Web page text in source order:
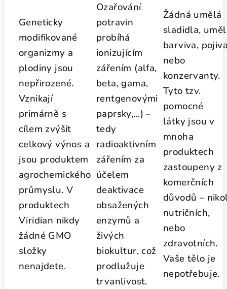
Geneticky
modifikované
organizmy a
plodiny jsou
nepřirozené.
Vznikají
primárně s
cílem zvýšit
celkový výnos a
jsou produktem
agrochemického
průmyslu. V
produktech
Viridian nikdy
žádné GMO
složky
nenajdete.
Ozařování
potravin
probíhá
ionizujícím
zářením (alfa,
beta, gama,
rentgenovými
paprsky,…) –
tedy
radioaktivním
zářením za
účelem
deaktivace
obsažených
enzymů a
živých
biokultur, což
prodlužuje
trvanlivost.
Žádná umělá
sladidla,
barviva,
nebo
konzervanty.
Tyto tzv.
pomocné
látky jsou v
mnoha
produktech
zastoupeny z
komerčních
důvodů –
nutričních,
nebo
zdravotních.
Vaše tělo je
nepotřebuje.